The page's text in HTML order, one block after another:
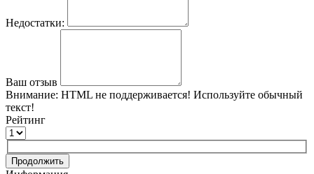
Недостатки:
Ваш отзыв
Внимание: HTML не поддерживается! Используйте обычный
текст!
Рейтинг
Продолжить